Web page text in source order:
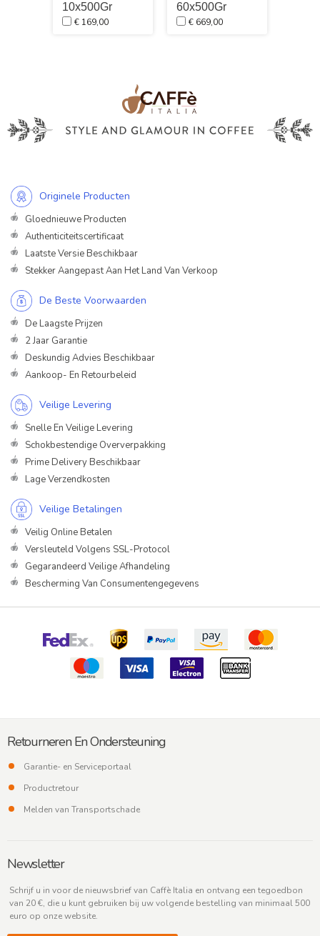
10x500Gr
€ 169,00
60x500Gr
€ 669,00
Originele Producten
Gloednieuwe Producten
Authenticiteitscertificaat
Laatste Versie Beschikbaar
Stekker Aangepast Aan Het Land Van Verkoop
De Beste Voorwaarden
De Laagste Prijzen
2 Jaar Garantie
Deskundig Advies Beschikbaar
Aankoop- En Retourbeleid
Veilige Levering
Snelle En Veilige Levering
Schokbestendige Oververpakking
Prime Delivery Beschikbaar
Lage Verzendkosten
Veilige Betalingen
Veilig Online Betalen
Versleuteld Volgens SSL-Protocol
Gegarandeerd Veilige Afhandeling
Bescherming Van Consumentengegevens
Retourneren En Ondersteuning
Garantie- en Serviceportaal
Productretour
Melden van Transportschade
Newsletter
Schrijf u in voor de nieuwsbrief van Caffè Italia en ontvang een tegoedbon
van 20 €, die u kunt gebruiken bij uw volgende bestelling van minimaal 500
euro op onze website.